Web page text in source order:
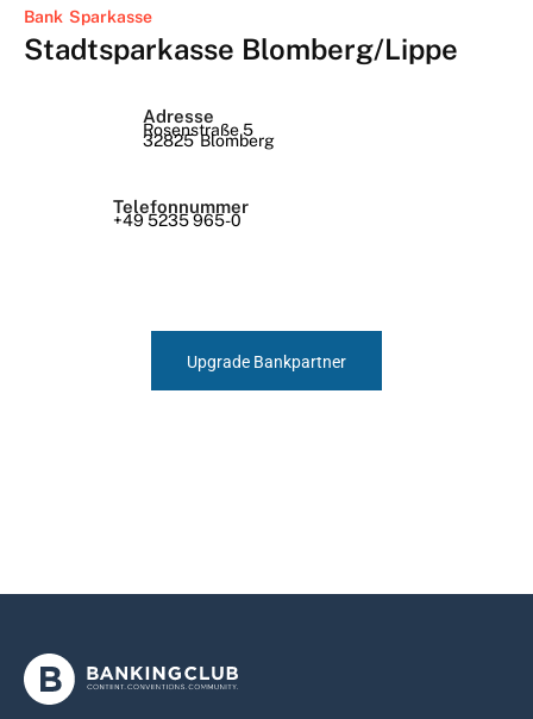
Bank Sparkasse
Stadtsparkasse Blomberg/Lippe
Adresse
Rosenstraße 5
32825 Blomberg
Telefonnummer
+49 5235 965-0
Upgrade Bankpartner